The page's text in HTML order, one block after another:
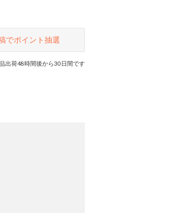
でポイント抽選
出荷48時間後から30日間です